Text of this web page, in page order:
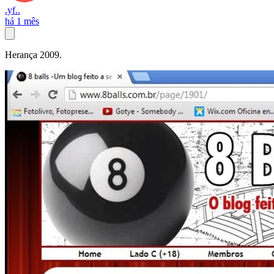
.yf..
há 1 mês
Herança 2009.